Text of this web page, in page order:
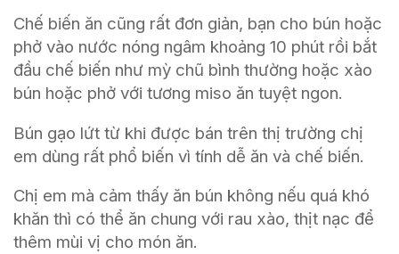
Chế biến ăn cũng rất đơn giản, bạn cho bún hoặc
phở vào nước nóng ngâm khoảng 10 phút rồi bắt
đầu chế biến như mỳ chũ bình thường hoặc xào
bún hoặc phở với tương miso ăn tuyệt ngon.
Bún gạo lứt từ khi được bán trên thị trường chị
em dùng rất phổ biến vì tính dễ ăn và chế biến.
Chị em mà cảm thấy ăn bún không nếu quá khó
khăn thì có thể ăn chung với rau xào, thịt nạc để
thêm mùi vị cho món ăn.